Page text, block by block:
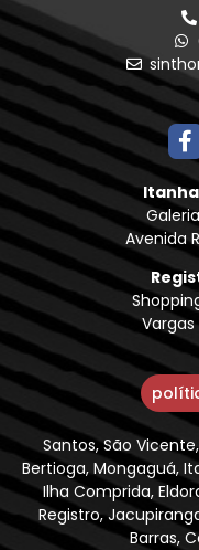
Avenida
Vargas
Santos, São
Bertioga, Mongaguá,
Ilha Comprida,
Registro,
Barras,